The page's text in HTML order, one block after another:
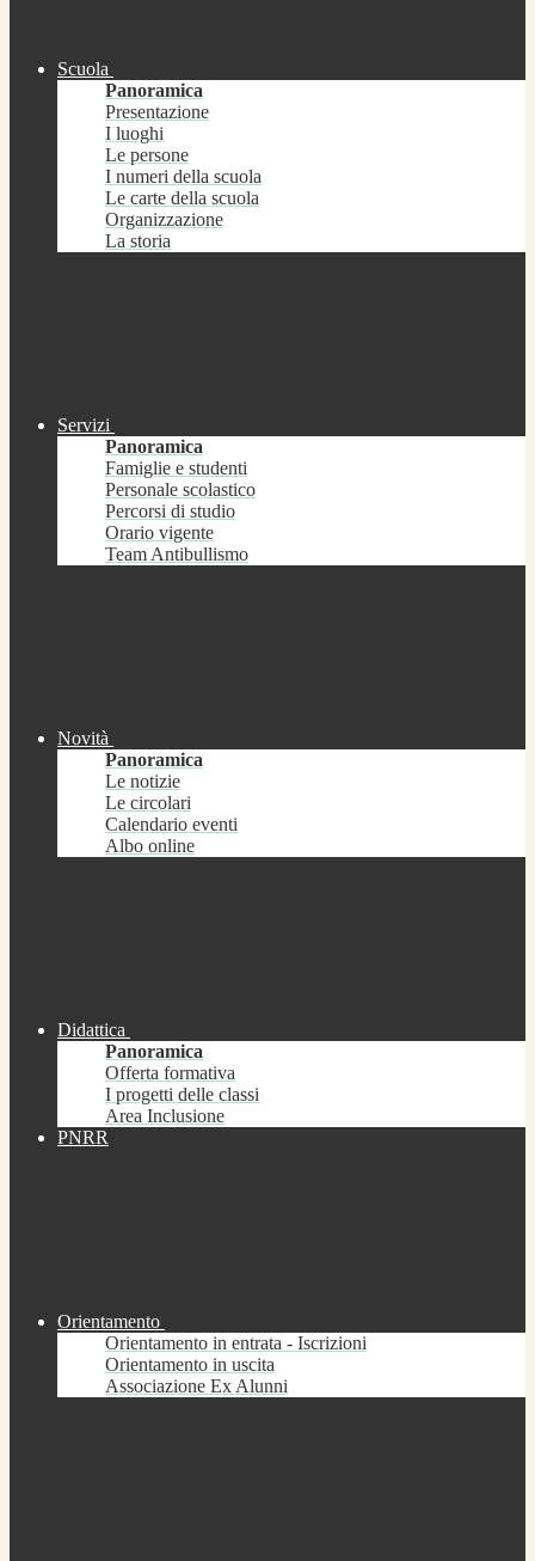
Scuola
Panoramica
Presentazione
I luoghi
Le persone
I numeri della scuola
Le carte della scuola
Organizzazione
La storia
Servizi
Panoramica
Famiglie e studenti
Personale scolastico
Percorsi di studio
Orario vigente
Team Antibullismo
Novità
Panoramica
Le notizie
Le circolari
Calendario eventi
Albo online
Didattica
Panoramica
Offerta formativa
I progetti delle classi
Area Inclusione
PNRR
Orientamento
Orientamento in entrata - Iscrizioni
Orientamento in uscita
Associazione Ex Alunni